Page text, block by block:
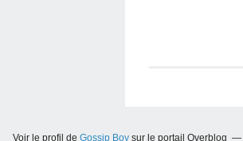
Voir le profil de Gossip Boy sur le portail Overblog